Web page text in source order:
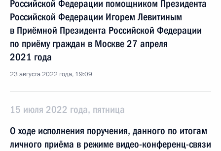
Российской Федерации помощником Президента
Российской Федерации Игорем Левитиным
в Приёмной Президента Российской Федерации
по приёму граждан в Москве 27 апреля
2021 года
23 августа 2022 года, 19:09
15 июля 2022 года, пятница
О ходе исполнения поручения, данного по итогам
личного приёма в режиме видео-конференц-связи